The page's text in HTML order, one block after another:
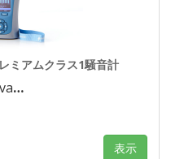
ミアムクラス1騒音計
…
表示